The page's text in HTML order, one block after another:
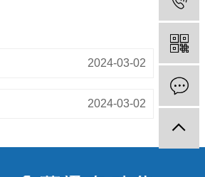
2024-03-02
2024-03-02